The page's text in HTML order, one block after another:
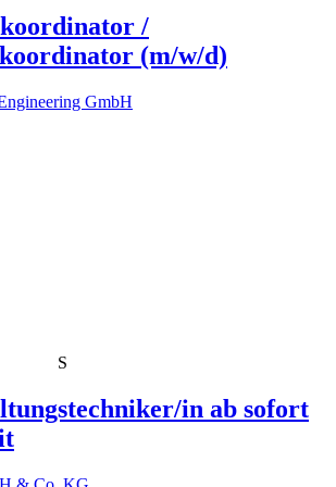
/
(m/w/d)
GmbH
S
in ab sofort